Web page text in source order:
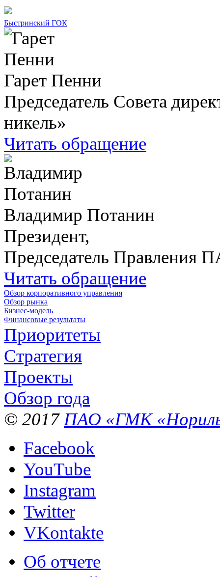
Быстринский ГОК
Гарет Пенни
Председатель Совета
никель»
Читать обращение
Владимир Потанин
Президент,
Председатель Правления
Читать обращение
Обзор корпоративного управления
Обзор рынка
Бизнес-модель
Финансовые результаты
Приоритеты
Стратегия
Проекты
Обзор года
© 2017 ПАО «ГМК
Facebook
YouTube
Instagram
Twitter
VKontakte
Об отчете